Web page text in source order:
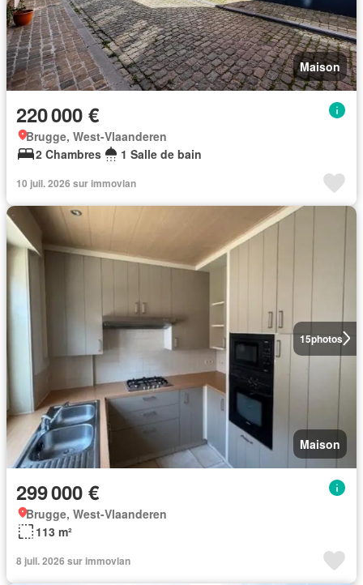
Maison
220 000 €
Brugge, West-Vlaanderen
2 Chambres
1 Salle de bain
10 juil. 2026 sur immovlan
15photos
Maison
299 000 €
Brugge, West-Vlaanderen
113 m²
8 juil. 2026 sur immovlan